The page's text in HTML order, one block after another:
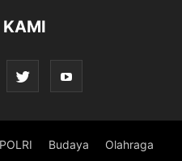
Budaya Olahraga